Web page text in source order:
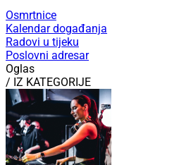
Osmrtnice
Kalendar događanja
Radovi u tijeku
Poslovni adresar
Oglas
/ IZ KATEGORIJE